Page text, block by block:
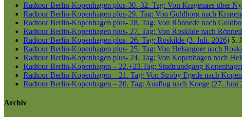
Radtour Berlin-Kopenhagen plus-30.-32. Tag: Von Kragenaes über
Radtour Berlin-Kopenhagen plus-29. Tag: Von Guldborg nach
Radtour Berlin-Kopenhagen plus- 28. Tag: Von Rönnede nach
Radtour Berlin-Kopenhagen plus- 27. Tag: Von Roskilde nach
Radtour Berlin-Kopenhagen plus- 26. Tag: Roskilde (3. Juli. 2026) 5.
Radtour Berlin-Kopenhagen plus- 25. Tag: Von Helsingoer nach
Radtour Berlin-Kopenhagen plus- 24. Tag: Von Kopenhagen nach
Radtour Berlin-Kopenhagen – 22.+23.Tag: Stadtrundgang
Radtour Berlin-Kopenhagen – 21. Tag: Von Ströby Egede nach
Radtour Berlin-Kopenhagen – 20. Tag: Ausflug nach Koege (27. Juni
Archiv